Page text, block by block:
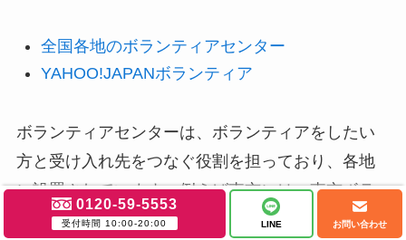
全国各地のボランティアセンター
YAHOO!JAPANボランティア
ボランティアセンターは、ボランティアをしたい
方と受け入れ先をつなぐ役割を担っており、各地
に設置されています。例えば東京には、東京ボラ
ンティア・市民活動センター（TVAC）がありま
0120-59-5553
受付時間 10:00-20:00 LINE お問い合わせ